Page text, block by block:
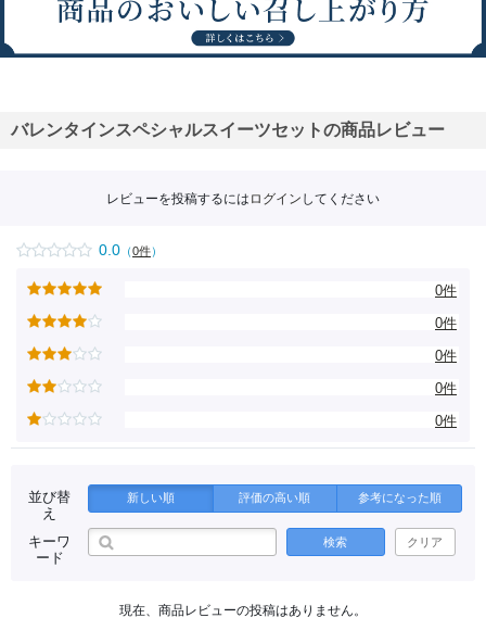
多く
せ、
魅了
ルタ
オ特
クリ
ーム
で作
るホ
トチ
レー
ト。
あわ
せた
は、
親し
まれ
てい
る力
強い
バレンタインスペシャルスイーツセットの商品レビュー
レビューを投稿するには ログイン してください
0.0 （0件）
0件
0件
0件
0件
0件
並び替
え
新しい順 評価の高い順 参考になった順
キーワ
ード
検索 クリア
現在、商品レビューの投稿はありません。